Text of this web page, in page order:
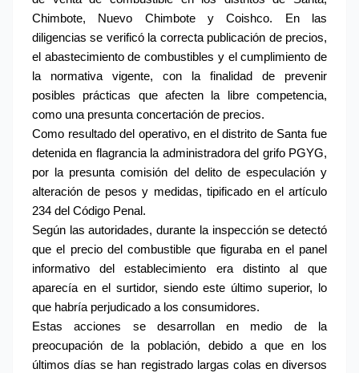
Chimbote, Nuevo Chimbote y Coishco. En las
diligencias se verificó la correcta publicación de precios,
el abastecimiento de combustibles y el cumplimiento de
la normativa vigente, con la finalidad de prevenir
posibles prácticas que afecten la libre competencia,
como una presunta concertación de precios.
Como resultado del operativo, en el distrito de Santa fue
detenida en flagrancia la administradora del grifo PGYG,
por la presunta comisión del delito de especulación y
alteración de pesos y medidas, tipificado en el artículo
234 del Código Penal.
Según las autoridades, durante la inspección se detectó
que el precio del combustible que figuraba en el panel
informativo del establecimiento era distinto al que
aparecía en el surtidor, siendo este último superior, lo
que habría perjudicado a los consumidores.
Estas acciones se desarrollan en medio de la
preocupación de la población, debido a que en los
últimos días se han registrado largas colas en diversos